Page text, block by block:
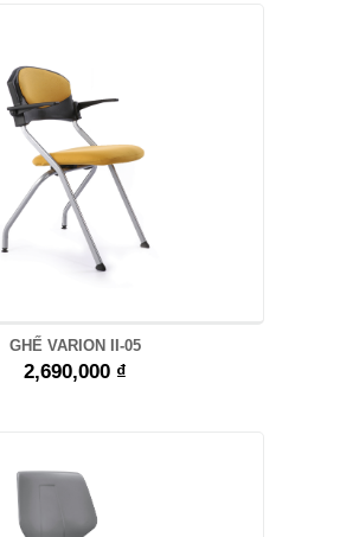
GHẾ VARION II-05
2,690,000 ₫